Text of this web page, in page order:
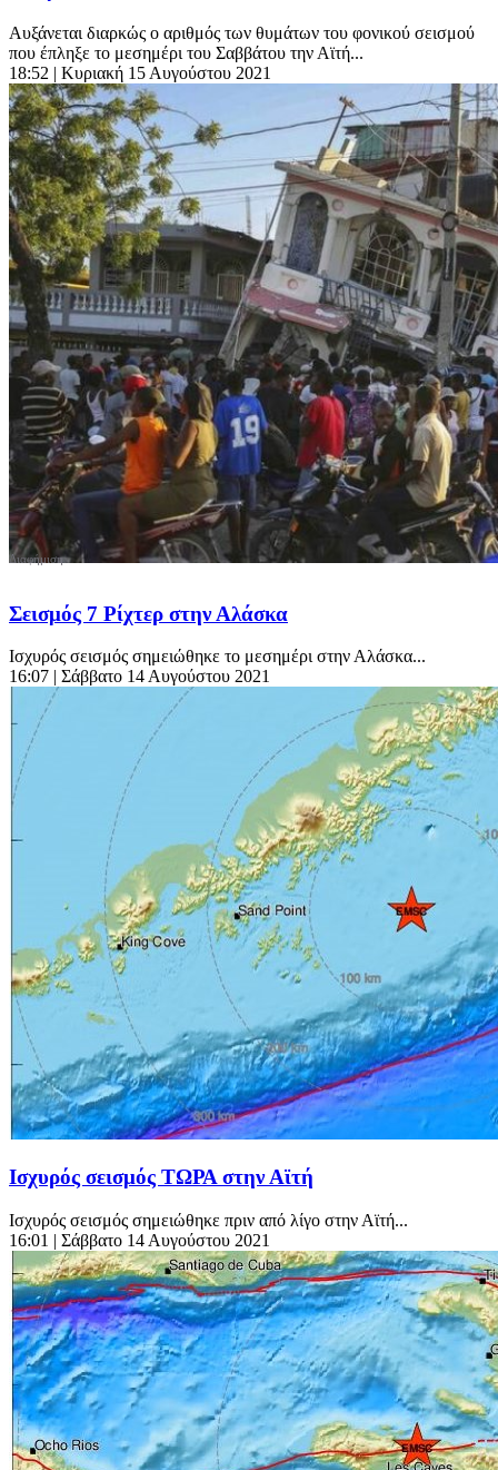
Αυξάνεται διαρκώς ο αριθμός των θυμάτων του φονικού σεισμού
που έπληξε το μεσημέρι του Σαββάτου την Αϊτή...
18:52 | Κυριακή 15 Αυγούστου 2021
Σεισμός 7 Ρίχτερ στην Αλάσκα
Ισχυρός σεισμός σημειώθηκε το μεσημέρι στην Αλάσκα...
16:07 | Σάββατο 14 Αυγούστου 2021
Ισχυρός σεισμός ΤΩΡΑ στην Αϊτή
Ισχυρός σεισμός σημειώθηκε πριν από λίγο στην Αϊτή...
16:01 | Σάββατο 14 Αυγούστου 2021